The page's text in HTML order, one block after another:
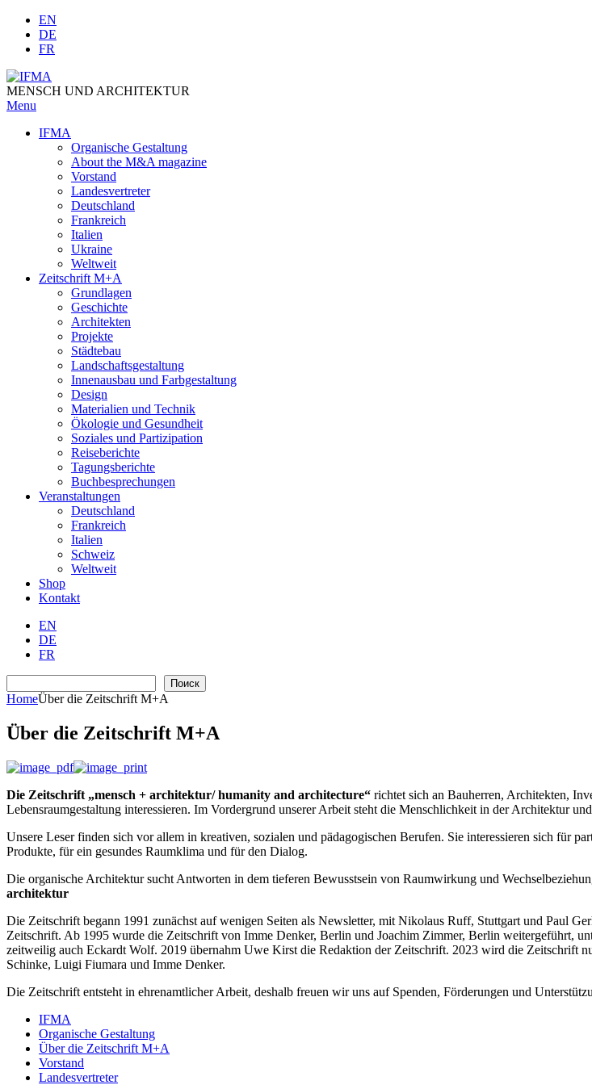
Skip
content
EN
DE
FR
MENSCH UND ARCHITEKTUR
Menu
IFMA
Organische Gestaltung
Аbout the M&A magazine
Vorstand
Landesvertreter
Deutschland
Frankreich
Italien
Ukraine
Weltweit
Zeitschrift M+A
Grundlagen
Geschichte
Architekten
Projekte
Städtebau
Landschaftsgestaltung
Innenausbau und Farbgestaltung
Design
Materialien und Technik
Ökologie und Gesundheit
Soziales und Partizipation
Reiseberichte
Tagungsberichte
Buchbesprechungen
Veranstaltungen
Deutschland
Frankreich
Italien
Schweiz
Weltweit
Shop
Kontakt
EN
DE
FR
Поиск
HomeÜber die Zeitschrift M+A
Über die Zeitschrift M+A
Die Zeitschrift „mensch + architektur/ humanity and architecture“ richtet sich an Bauherren, Architekten,
Lebensraumgestaltung interessieren. Im Vordergrund unserer Arbeit steht die Menschlichkeit in der Architektur
Unsere Leser finden sich vor allem in kreativen, sozialen und pädagogischen Berufen. Sie interessieren sich für
Produkte, für ein gesundes Raumklima und für den Dialog.
Die organische Architektur sucht Antworten in dem tieferen Bewusstsein von Raumwirkung und
architektur
Die Zeitschrift begann 1991 zunächst auf wenigen Seiten als Newsletter, mit Nikolaus Ruff, Stuttgart und Paul
Zeitschrift. Ab 1995 wurde die Zeitschrift von Imme Denker, Berlin und Joachim Zimmer, Berlin weitergeführt,
zeitweilig auch Eckardt Wolf. 2019 übernahm Uwe Kirst die Redaktion der Zeitschrift. 2023 wird die Zeitschrift
Schinke, Luigi Fiumara und Imme Denker.
Die Zeitschrift entsteht in ehrenamtlicher Arbeit, deshalb freuen wir uns auf Spenden, Förderungen und
IFMA
Organische Gestaltung
Über die Zeitschrift M+A
Vorstand
Landesvertreter